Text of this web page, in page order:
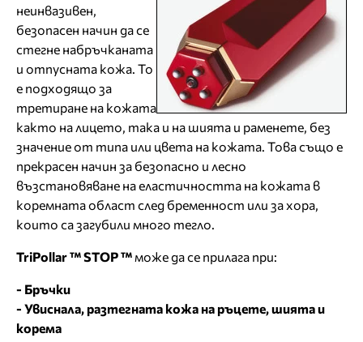
неинвазивен,
безопасен начин да се
стегне набръчканата
и отпусната кожа. То
е подходящо за
третиране на кожата
както на лицето, така и на шията и раменете, без
значение от типа или цвета на кожата. Това също е
прекрасен начин за безопасно и лесно
възстановяване на еластичността на кожата в
коремната област след бременност или за хора,
които са загубили много тегло.
TriPollar ™ STOP ™може да се прилага при:
- Бръчки
- Увиснала, разтегната кожа на ръцете, шията и
корема